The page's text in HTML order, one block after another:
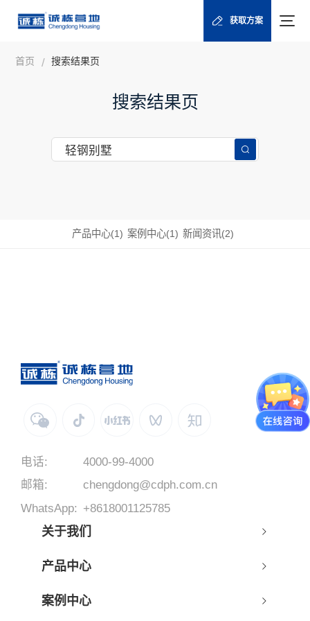
获取方案
首页 / 搜索结果页
搜索结果页
产品中心(1) 案例中心(1) 新闻资讯(2)
电话:
4000-99-4000
邮箱:
chengdong@cdph.com.cn
WhatsApp: +8618001125785
关于我们
产品中心
案例中心